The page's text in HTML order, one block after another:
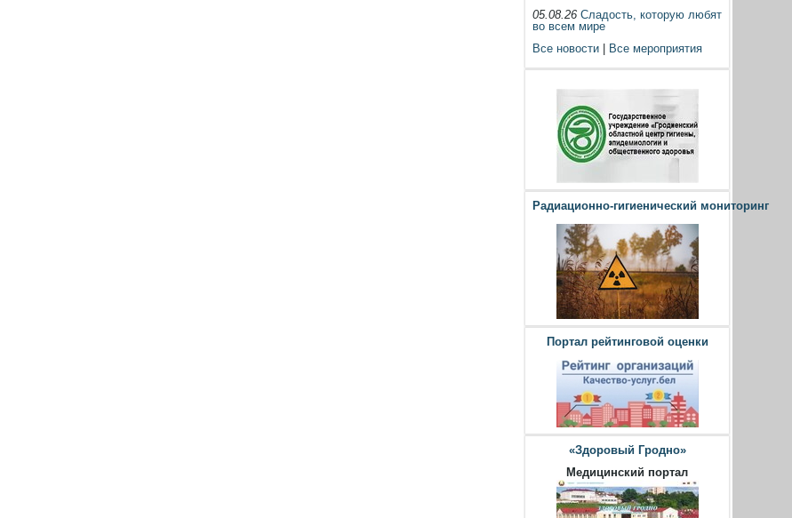
05.08.26Сладость, которую любят
во всем мире
Все новости
Все мероприятия
Радиационно-гигиенический мониторинг
Портал рейтинговой оценки
«Здоровый Гродно»
Медицинский портал